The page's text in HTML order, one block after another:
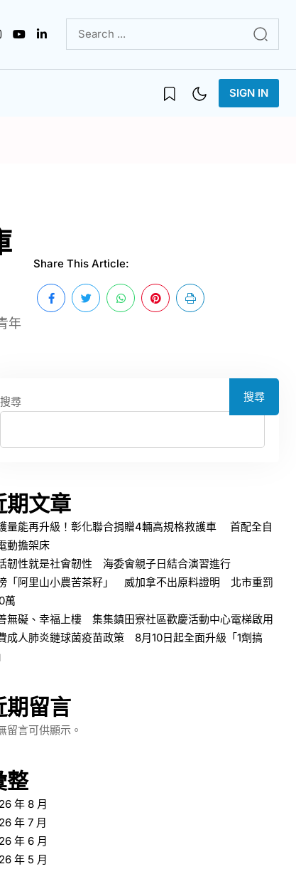
SIGN IN
年
Share This Article:
搜尋 搜尋
期文章
量能再升級！彰化聯合捐贈4輛高規格救護車 首配全自
動擔架床
韌性就是社會韌性 海委會親子日結合演習進行
「阿里山小農苦茶籽」 威加拿不出原料證明 北市重罰
萬
無礙、幸福上樓 集集鎮田寮社區歡慶活動中心電梯啟用
成人肺炎鏈球菌疫苗政策 8月10日起全面升級「1劑搞
期留言
留言可供顯示。
整
年 8 月
年 7 月
年 6 月
年 5 月